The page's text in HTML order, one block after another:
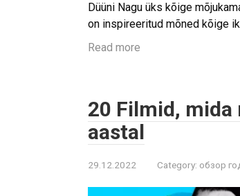
Düüni Nagu üks kõige
on inspireeritud mõned kõige
Read more
20 Filmid, mida
aastal
29.12.2022 Category: обзор